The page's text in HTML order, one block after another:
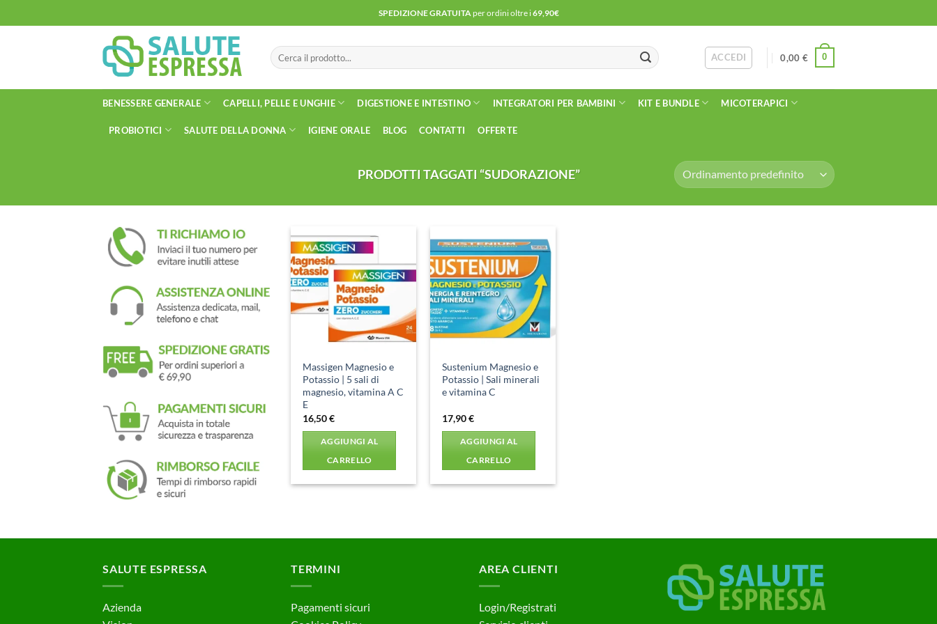
ai
SPEDIZIONE GRATUITAper ordini oltre i69,90€
Cerca: ACCEDI 0,00 € 0
BENESSERE GENERALE CAPELLI, PELLE E UNGHIE DIGESTIONE E INTESTINO INTEGRATORI PER BAMBINI KIT E BUNDLE MICOTERAPICI
PROBIOTICI SALUTE DELLA DONNA IGIENE ORALE BLOG CONTATTI OFFERTE
PRODOTTI TAGGATI “SUDORAZIONE”
Aggiungi
alla lista
dei
desideri
Massigen Magnesio e
Potassio | 5 sali di
magnesio, vitamina A C
E
16,50€
AGGIUNGI AL
CARRELLO
Aggiungi
alla lista
dei
desideri
Sustenium Magnesio e
Potassio | Sali minerali
e vitamina C
17,90€
AGGIUNGI AL
CARRELLO
SALUTE ESPRESSA
Azienda
TERMINI
Pagamenti sicuri
AREA CLIENTI
Login/Registrati